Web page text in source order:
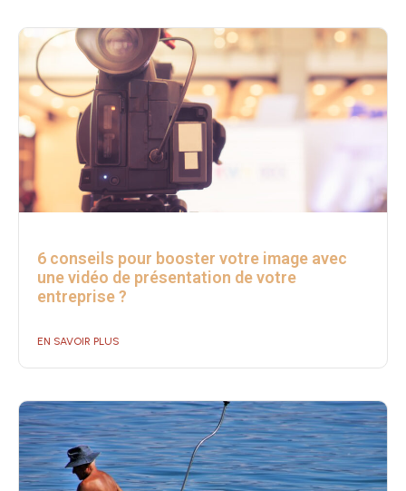
6 conseils pour booster votre image avec
une vidéo de présentation de votre
entreprise ?
EN SAVOIR PLUS